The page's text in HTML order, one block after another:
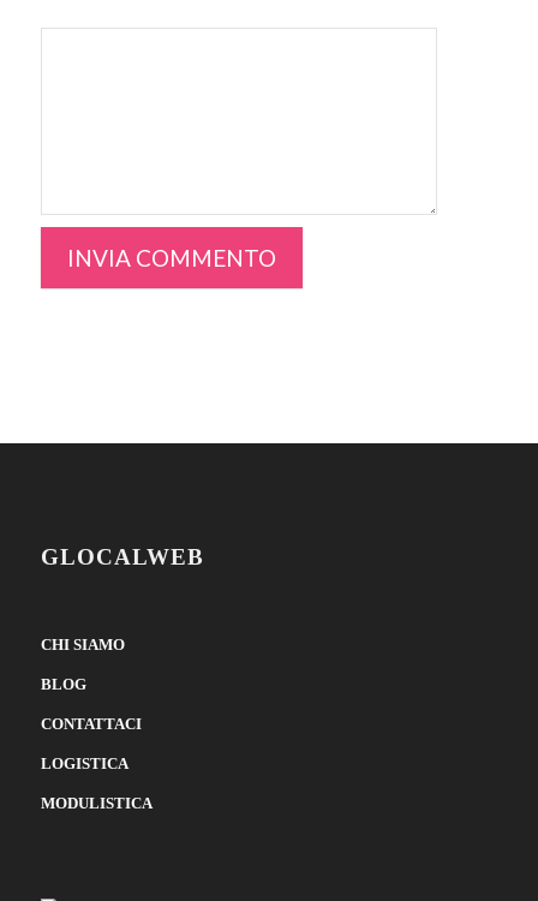
GLOCALWEB
CHI SIAMO
BLOG
CONTATTACI
LOGISTICA
MODULISTICA